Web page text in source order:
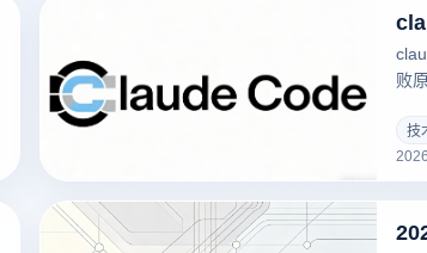
败
景
技